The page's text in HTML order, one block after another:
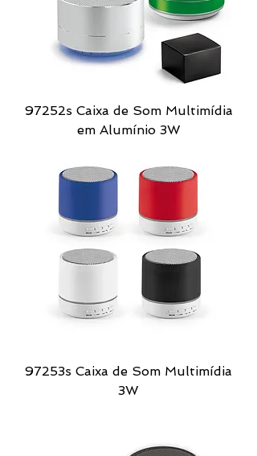
97252s Caixa de Som Multimídia
em Alumínio 3W
97253s Caixa de Som Multimídia
3W